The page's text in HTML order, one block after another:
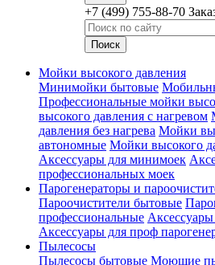
+7 (499) 755-88-70
Мойки высокого давления
Минимойки бытовые
Профессиональные мойки
высокого давления с нагревом
давления без нагрева Мойки
автономные Мойки высокого
Аксессуары для минимоек
профессиональных моек
Парогенераторы и
Пароочистители бытовые
профессиональные
Аксессуары для проф
Пылесосы
Пылесосы бытовые Моющие